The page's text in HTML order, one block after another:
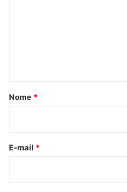
r
*
Nome *
E-mail *